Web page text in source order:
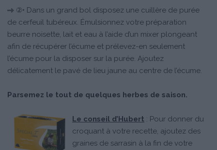
②• Dans un grand bol disposez une cuillère de purée
de cerfeuil tubéreux. Émulsionnez votre préparation
beurre noisette, lait et eau à l’aide d’un mixer plongeant
afin de récupérer l’écume et prélevez-en seulement
l’écume pour la disposer sur la purée. Ajoutez
délicatement le pavé de lieu jaune au centre de l’écume.
Parsemez le tout de quelques herbes de saison.
Le conseil d’Hubert : Pour donner du
croquant à votre recette, ajoutez des
graines de sarrasin à la fin de votre